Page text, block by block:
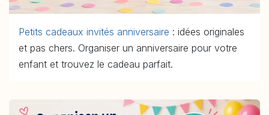
Petits cadeaux invités anniversaire : idées originales
et pas chers. Organiser un anniversaire pour votre
enfant et trouvez le cadeau parfait.